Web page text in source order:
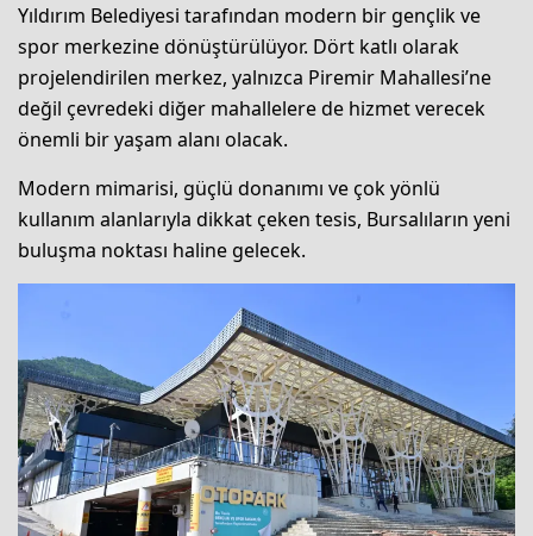
Yıldırım Belediyesi tarafından modern bir gençlik ve
spor merkezine dönüştürülüyor. Dört katlı olarak
projelendirilen merkez, yalnızca Piremir Mahallesi’ne
değil çevredeki diğer mahallelere de hizmet verecek
önemli bir yaşam alanı olacak.
Modern mimarisi, güçlü donanımı ve çok yönlü
kullanım alanlarıyla dikkat çeken tesis, Bursalıların yeni
buluşma noktası haline gelecek.